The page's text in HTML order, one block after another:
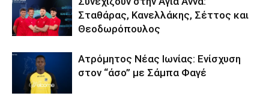
Σταθάρας, Κανελλάκης, Σέττος και
Θεοδωρόπουλος
Ατρόμητος Νέας Ιωνίας: Ενίσχυση
στον “άσο” με Σάμπα Φαγέ